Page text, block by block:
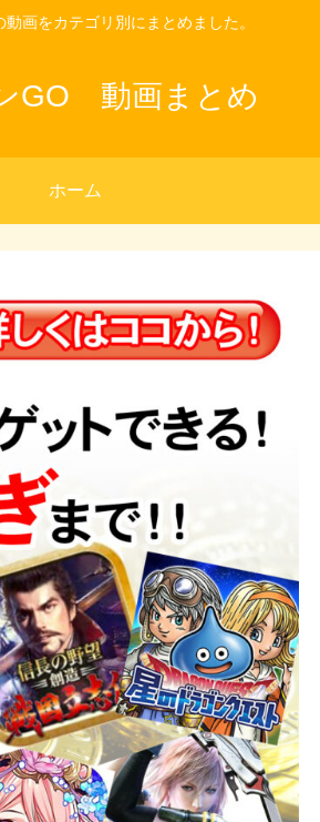
画をカテゴリ別にまとめました。
GO 動画まとめ
ホーム